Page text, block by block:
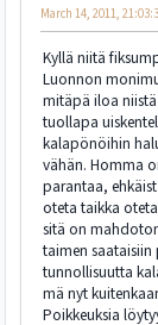
March 14, 2011,
Kyllä niitä
Luonnon
mitäpä iloa
tuollapa
kalapönöihin
vähän. Homma
parantaa,
oteta taikka
sitä on
taimen saataisiin
tunnollisuutta
mä nyt
Poikkeuksia